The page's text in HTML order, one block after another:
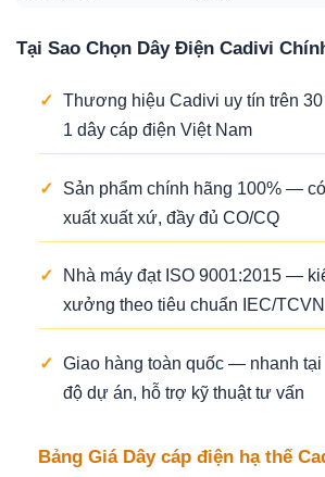
Tại Sao Chọn Dây Điện Cadivi
✓ Thương hiệu Cadivi uy tín trên
1 dây cáp điện Việt Nam
✓
Sản phẩm chính hãng 100% —
xuất xuất xứ, đầy đủ CO/CQ
✓
Nhà máy đạt ISO 9001:2015 —
xưởng theo tiêu chuẩn IEC/TCVN
✓ Giao hàng toàn quốc — nhanh tại
độ dự án, hỗ trợ kỹ thuật tư vấn
Bảng Giá Dây cáp điện hạ thế